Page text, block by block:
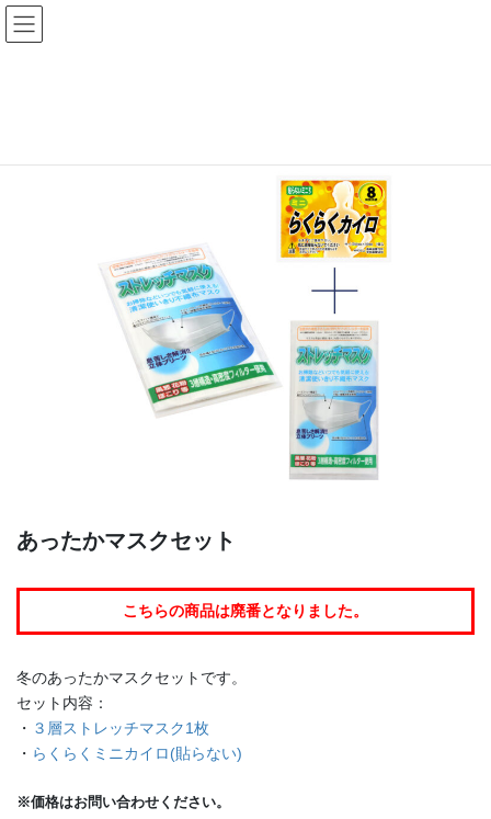
コ
ン
キ
ナ
ビ
に
あったかマスクセット
こちらの商品は廃番となりました。
冬のあったかマスクセットです。
セット内容：
・ ３層ストレッチマスク1枚
・ らくらくミニカイロ(貼らない)
※価格はお問い合わせください。